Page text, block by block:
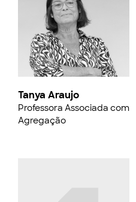
Tanya Araujo
Professora Associada com
Agregação